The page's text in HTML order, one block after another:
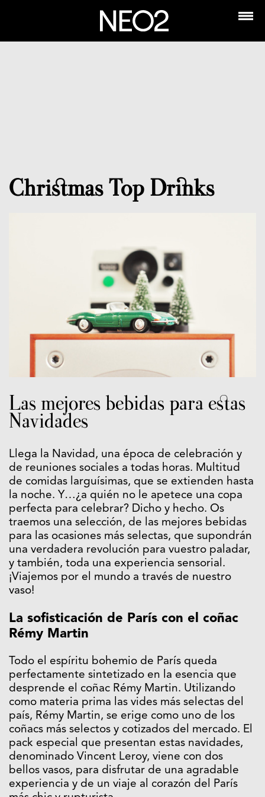
Christmas Top Drinks
Las mejores bebidas para estas
Navidades
Llega la Navidad, una época de celebración y
de reuniones sociales a todas horas. Multitud
de comidas larguísimas, que se extienden hasta
la noche. Y…¿a quién no le apetece una copa
perfecta para celebrar? Dicho y hecho. Os
traemos una selección, de las mejores bebidas
para las ocasiones más selectas, que supondrán
una verdadera revolución para vuestro paladar,
y también, toda una experiencia sensorial.
¡Viajemos por el mundo a través de nuestro
vaso!
La sofisticación de París con el coñac
Rémy Martin
Todo el espíritu bohemio de París queda
perfectamente sintetizado en la esencia que
desprende el coñac Rémy Martin. Utilizando
como materia prima las vides más selectas del
país, Rémy Martin, se erige como uno de los
coñacs más selectos y cotizados del mercado. El
pack especial que presentan estas navidades,
denominado Vincent Leroy, viene con dos
bellos vasos, para disfrutar de una agradable
experiencia y de un viaje al corazón del París